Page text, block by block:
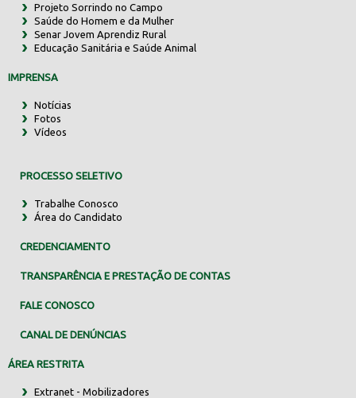
Projeto Sorrindo no Campo
Saúde do Homem e da Mulher
Senar Jovem Aprendiz Rural
Educação Sanitária e Saúde Animal
IMPRENSA
Notícias
Fotos
Vídeos
PROCESSO SELETIVO
Trabalhe Conosco
Área do Candidato
CREDENCIAMENTO
TRANSPARÊNCIA E PRESTAÇÃO DE CONTAS
FALE CONOSCO
CANAL DE DENÚNCIAS
ÁREA RESTRITA
Extranet - Mobilizadores